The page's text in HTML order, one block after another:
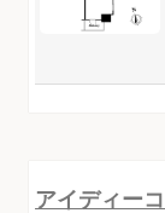
アイディー